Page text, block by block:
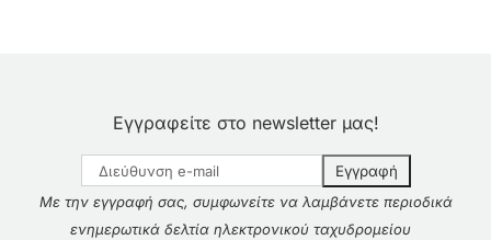
Εγγραφείτε στο newsletter μας!
Με την εγγραφή σας, συμφωνείτε να λαμβάνετε περιοδικά
ενημερωτικά δελτία ηλεκτρονικού ταχυδρομείου